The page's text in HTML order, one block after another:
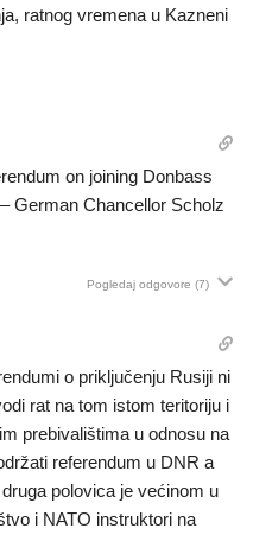
ratnog vremena u Kazneni
on joining Donbass
German Chancellor Scholz
Pogledaj odgovore (7)
o priključenju Rusiji ni
rat na tom istom teritoriju i
prebivalištima u odnosu na
referendum u DNR a
polovica je većinom u
i NATO instruktori na